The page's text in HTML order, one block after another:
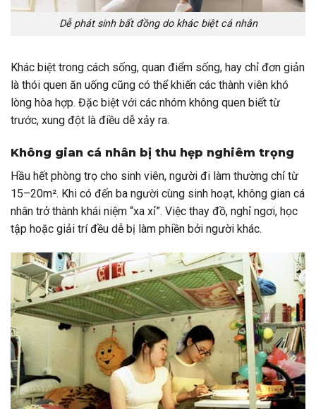
Dễ phát sinh bất đồng do khác biệt cá nhân
Khác biệt trong cách sống, quan điểm sống, hay chỉ đơn giản
là thói quen ăn uống cũng có thể khiến các thành viên khó
lòng hòa hợp. Đặc biệt với các nhóm không quen biết từ
trước, xung đột là điều dễ xảy ra.
Không gian cá nhân bị thu hẹp nghiêm trọng
Hầu hết phòng trọ cho sinh viên, người đi làm thường chỉ từ
15–20m². Khi có đến ba người cùng sinh hoạt, không gian cá
nhân trở thành khái niệm “xa xỉ”. Việc thay đồ, nghỉ ngơi, học
tập hoặc giải trí đều dễ bị làm phiền bởi người khác.